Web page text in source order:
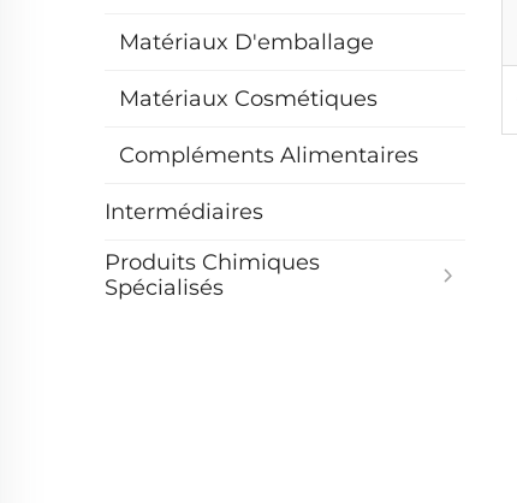
Matériaux D'emballage
Matériaux Cosmétiques
Compléments Alimentaires
Intermédiaires
Produits Chimiques
Spécialisés